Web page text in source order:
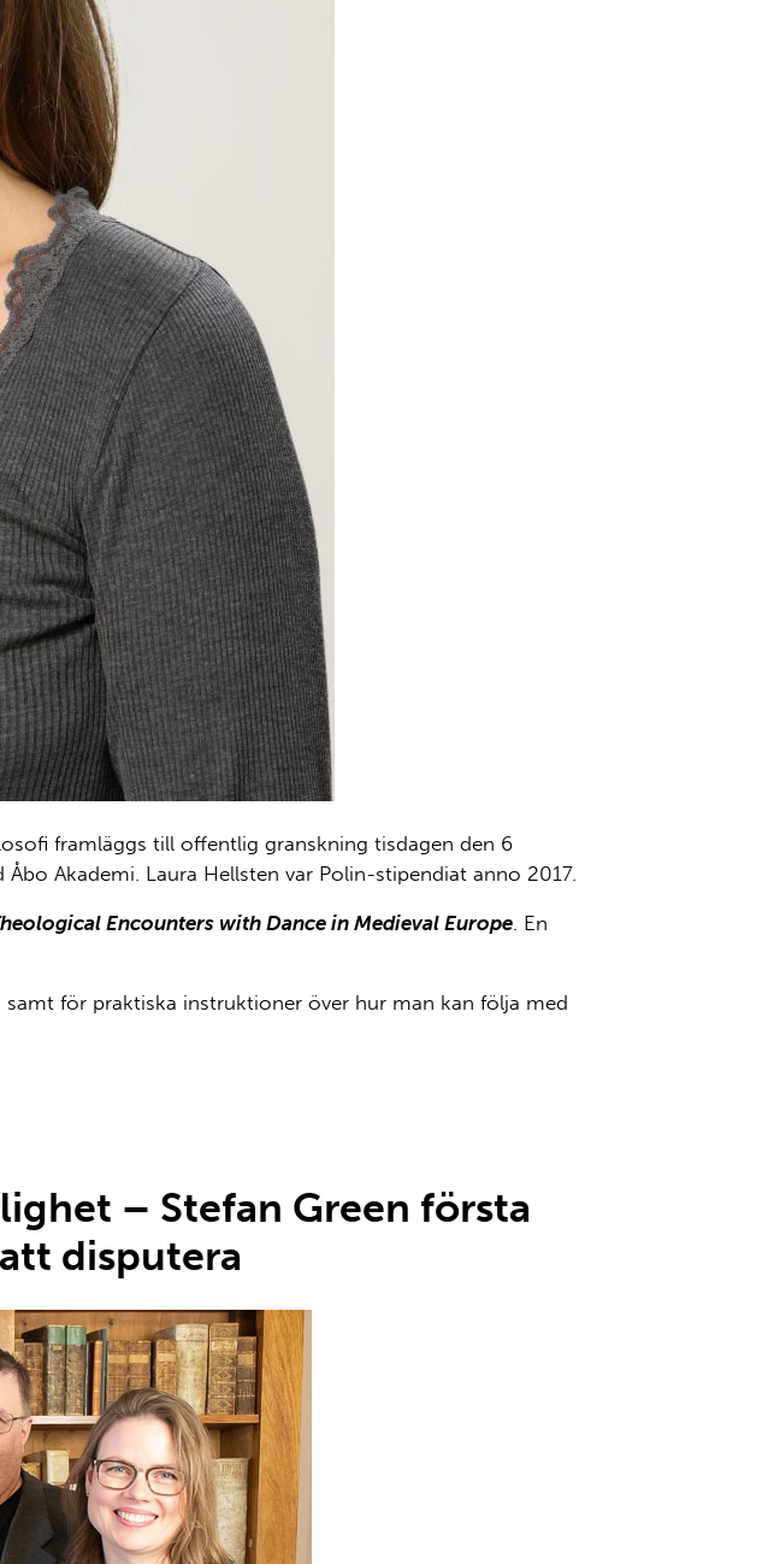
framläggs till offentlig granskning tisdagen den 6
Akademi. Laura Hellsten var Polin-stipendiat anno 2017.
Encounters with Dance in Medieval Europe . En
för praktiska instruktioner över hur man kan följa med
– Stefan Green första
disputera